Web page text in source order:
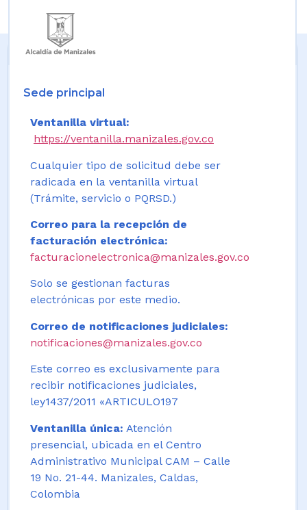
Sede principal
Ventanilla virtual:
https://ventanilla.manizales.gov.co
Cualquier tipo de solicitud debe ser
radicada en la ventanilla virtual
(Trámite, servicio o PQRSD.)
Correo para la recepción de
facturación electrónica:
facturacionelectronica@manizales.gov.co
Solo se gestionan facturas
electrónicas por este medio.
Correo de notificaciones judiciales:
notificaciones@manizales.gov.co
Este correo es exclusivamente para
recibir notificaciones judiciales,
ley1437/2011 «ARTICULO197
Ventanilla única: Atención
presencial, ubicada en el Centro
Administrativo Municipal CAM – Calle
19 No. 21-44. Manizales, Caldas,
Colombia